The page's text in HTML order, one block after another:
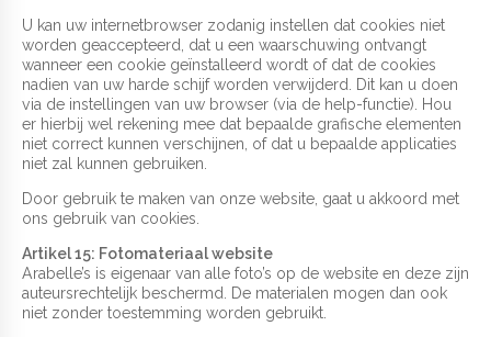
U kan uw internetbrowser zodanig instellen dat cookies niet
worden geaccepteerd, dat u een waarschuwing ontvangt
wanneer een cookie geïnstalleerd wordt of dat de cookies
nadien van uw harde schijf worden verwijderd. Dit kan u doen
via de instellingen van uw browser (via de help-functie). Hou
er hierbij wel rekening mee dat bepaalde grafische elementen
niet correct kunnen verschijnen, of dat u bepaalde applicaties
niet zal kunnen gebruiken.
Door gebruik te maken van onze website, gaat u akkoord met
ons gebruik van cookies.
Artikel 15: Fotomateriaal website
Arabelle’s is eigenaar van alle foto’s op de website en deze zijn
auteursrechtelijk beschermd. De materialen mogen dan ook
niet zonder toestemming worden gebruikt.